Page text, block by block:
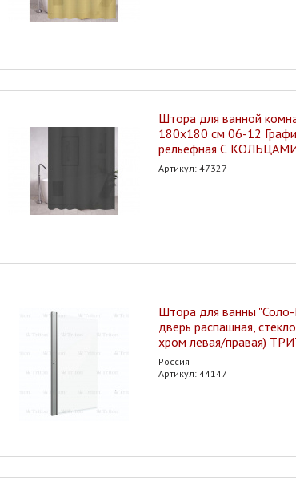
Штора для ванной
180х180 см 06-12
рельефная С
Артикул: 47327
Штора для ванны
дверь распашная,
хром левая/правая)
Россия
Артикул: 44147